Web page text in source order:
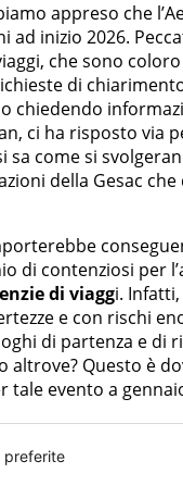
appreso che
inizio 2026.
che sono
di
chiedendo
ci ha risposto via
come si
della Gesac che
di contenziosi per
di viaggi.
e con rischi
di partenza e di
altrove? Questo è
evento a
preferite